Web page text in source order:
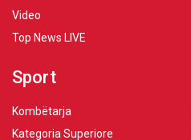
Video
Top News LIVE
Sport
Kombëtarja
Kategoria Superiore